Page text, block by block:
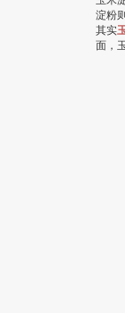
淀粉
其实
面，